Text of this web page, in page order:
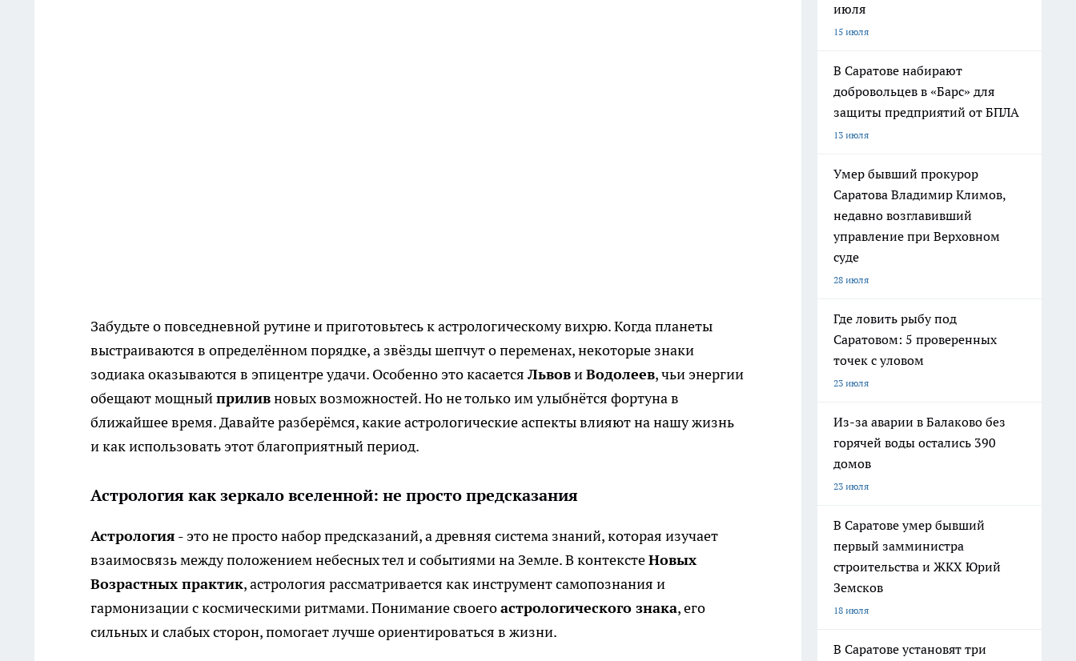
Забудьте о повседневной рутине и приготовьтесь к астрологическому вихрю. Когда планеты
выстраиваются в определённом порядке, а звёзды шепчут о переменах, некоторые знаки
зодиака оказываются в эпицентре удачи. Особенно это касается ЛьвовиВодолеев, чьи энергии
обещают мощныйприливновых возможностей. Но не только им улыбнётся фортуна в
ближайшее время. Давайте разберёмся, какие астрологические аспекты влияют на нашу жизнь
и как использовать этот благоприятный период.
Астрология как зеркало вселенной: не просто предсказания
Астрология - это не просто набор предсказаний, а древняя система знаний, которая изучает
взаимосвязь между положением небесных тел и событиями на Земле. В контекстеНовых
Возрастных практик, астрология рассматривается как инструмент самопознания и
гармонизации с космическими ритмами. Понимание своегоастрологического знака, его
сильных и слабых сторон, помогает лучше ориентироваться в жизни.
июля
15 июля
В Саратове набирают
добровольцев в «Барс» для
защиты предприятий от БПЛА
13 июля
Умер бывший прокурор
Саратова Владимир Климов,
недавно возглавивший
управление при Верховном
суде
28 июля
Где ловить рыбу под
Саратовом: 5 проверенных
точек с уловом
23 июля
Из-за аварии в Балаково без
горячей воды остались 390
домов
23 июля
В Саратове умер бывший
первый замминистра
строительства и ЖКХ Юрий
Земсков
18 июля
В Саратове установят три